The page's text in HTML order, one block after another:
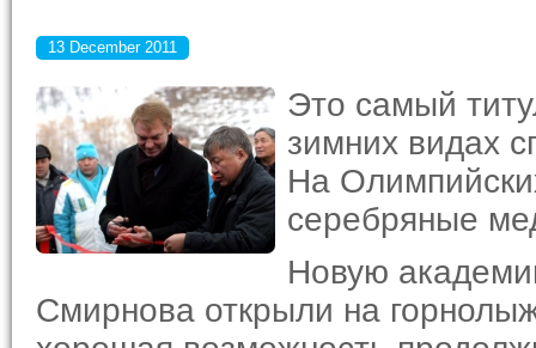
13 December 2011
Это самый
зимних видах
На
серебряные
Новую
Смирнова открыли на